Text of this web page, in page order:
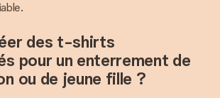
des t-shirts
pour un enterrement de
ou de jeune fille ?